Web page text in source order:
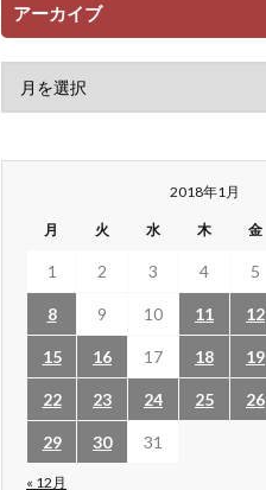
アーカイブ
2018年1月
月 火 水 木 金
« 12月
1 2 3 4 5
8 9 10 11 12
15 16 17 18 19
22 23 24 25 26
29 30 31